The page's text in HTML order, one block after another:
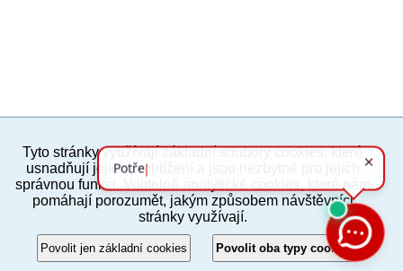
ENG
Povinné a praktické informace
© 2012–2019 MČ Praha 8
Tyto stránky využívají základní soubory cookies, které
usnadňují jejich prohlížení a jsou nezbytné pro jejich
správnou funkci. Volitelně analytické cookies, které nám
pomáhají porozumět, jakým způsobem návštěvníci
stránky využívají.
Povolit jen základní cookies Povolit oba typy cookies